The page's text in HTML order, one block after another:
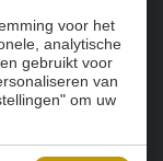
voor het
analytische
gebruikt voor
van
om uw